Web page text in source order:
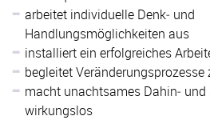
arbeitet individuelle Denk‐ und
Handlungsmöglichkeiten aus
installiert ein erfolgreiches
begleitet Veränderungsprozesse
macht unachtsames Dahin‐ und
wirkungslos